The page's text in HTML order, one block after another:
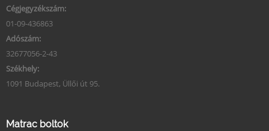
Cégjegyzékszám:
01-09-436863
Adószám:
32677056-2-43
Székhely:
1091 Budapest, Üllői út 95.
Matrac boltok